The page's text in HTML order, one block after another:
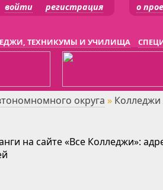
о
войти регистрация
ТЕХНИКУМЫ И УЧИЛИЩА
округа »
на сайте «Все Колледжи»: